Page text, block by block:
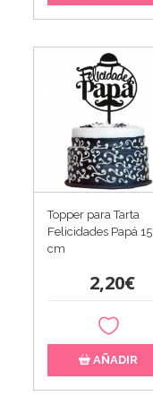
Topper para Tarta
Felicidades Papá 15
cm
2,20€
AÑADIR